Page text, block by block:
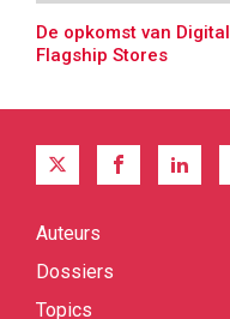
De opkomst van Digital
Flagship Stores
Quick
Auteurs
Dossiers
Topics